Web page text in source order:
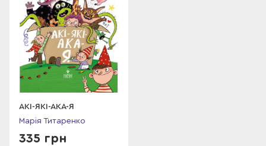
АКІ-ЯКІ-АКА-Я
Марія Титаренко
335 грн